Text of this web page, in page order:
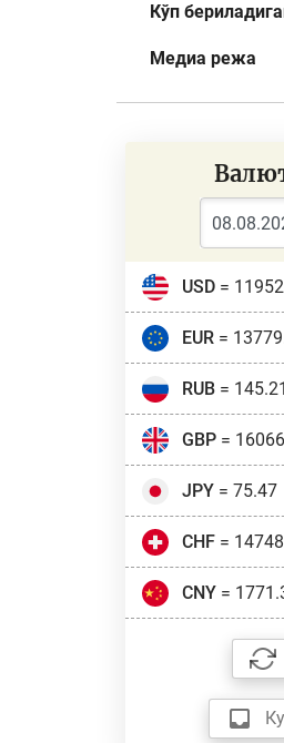
Кўп
Медиа режа
USD=
EUR=
RUB= 145.21
GBP=
JPY= 75.47
CHF=
CNY=